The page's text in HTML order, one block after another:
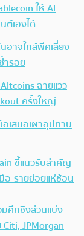
ให้ AI
ต์เองได้
อาจใกล้พีคเสี่ยง
ำรอย
ฉายแวว
ครั้งใหญ่
เสนอเผาอุปทาน
ชี้แนวรับสำคัญ
อ-รายย่อยแห่ช้อน
ศึกชิงส่วนแบ่ง
JPMorgan